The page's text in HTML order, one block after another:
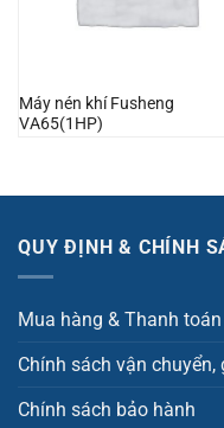
Máy nén khí Fusheng
VA65(1HP)
QUY ĐỊNH & CHÍNH
Mua hàng & Thanh toán
Chính sách vận chuyển,
Chính sách bảo hành